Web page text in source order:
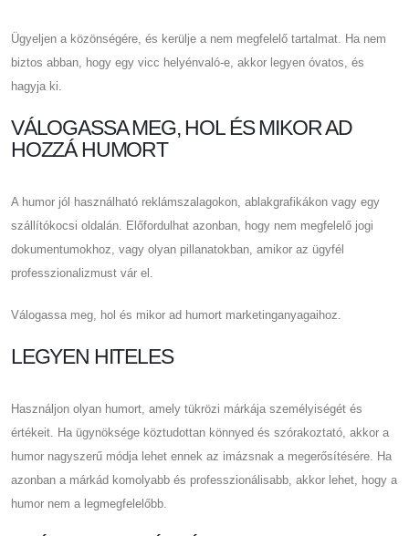
Ügyeljen a közönségére, és kerülje a nem megfelelő tartalmat. Ha nem
biztos abban, hogy egy vicc helyénvaló-e, akkor legyen óvatos, és
hagyja ki.
VÁLOGASSA MEG, HOL ÉS MIKOR AD
HOZZÁ HUMORT
A humor jól használható reklámszalagokon, ablakgrafikákon vagy egy
szállítókocsi oldalán. Előfordulhat azonban, hogy nem megfelelő jogi
dokumentumokhoz, vagy olyan pillanatokban, amikor az ügyfél
professzionalizmust vár el.
Válogassa meg, hol és mikor ad humort marketinganyagaihoz.
LEGYEN HITELES
Használjon olyan humort, amely tükrözi márkája személyiségét és
értékeit. Ha ügynöksége köztudottan könnyed és szórakoztató, akkor a
humor nagyszerű módja lehet ennek az imázsnak a megerősítésére. Ha
azonban a márkád komolyabb és professzionálisabb, akkor lehet, hogy a
humor nem a legmegfelelőbb.